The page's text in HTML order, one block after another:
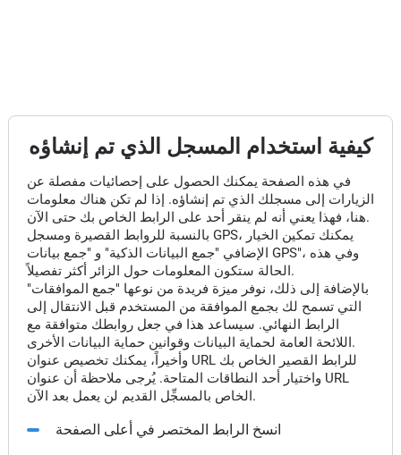
كيفية استخدام المسجل الذي تم إنشاؤه
في هذه الصفحة يمكنك الحصول على إحصائيات مفصلة عن
الزيارات إلى مسجلك الذي تم إنشاؤه. إذا لم تكن هناك معلومات
هنا، فهذا يعني أنه لم ينقر أحد على الرابط الخاص بك حتى الآن.
بالنسبة للروابط القصيرة ومسجل GPS، يمكنك تمكين الخيار
الإضافي "جمع البيانات الذكية" و "جمع بيانات GPS"، وفي هذه
الحالة ستكون المعلومات حول الزائر أكثر تفصيلاً.
بالإضافة إلى ذلك، نوفر ميزة فريدة من نوعها "جمع الموافقات"
التي تسمح لك بجمع الموافقة من المستخدم قبل الانتقال إلى
الرابط النهائي. سيساعد هذا في جعل روابطك متوافقة مع
اللائحة العامة لحماية البيانات وقوانين حماية البيانات الأخرى.
وأخيراً، يمكنك تخصيص عنوان URL للرابط القصير الخاص بك
واختيار أحد النطاقات المتاحة. يُرجى ملاحظة أن عنوان URL
الخاص بالمسجِّل القديم لن يعمل بعد الآن.
انسخ الرابط المختصر في أعلى الصفحة